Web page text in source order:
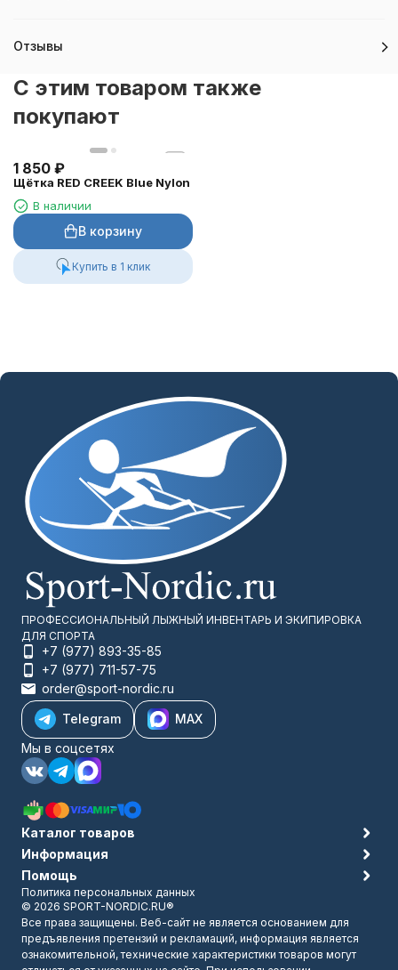
Отзывы
C этим товаром также
покупают
1 850 ₽
Щётка RED CREEK Blue Nylon
В наличии
В корзину
Купить в 1 клик
ПРОФЕССИОНАЛЬНЫЙ ЛЫЖНЫЙ ИНВЕНТАРЬ И ЭКИПИРОВКА
ДЛЯ СПОРТА
+7 (977) 893-35-85
+7 (977) 711-57-75
order@sport-nordic.ru
Telegram
MAX
Мы в соцсетях
Каталог товаров
Информация
Помощь
Политика персональных данных
© 2026 SPORT-NORDIC.RU®
Все права защищены. Веб-сайт не является основанием для
предъявления претензий и рекламаций, информация является
ознакомительной, технические характеристики товаров могут